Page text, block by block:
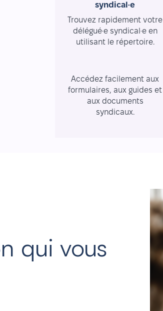
syndical·e
Trouvez rapidement votre
délégué·e syndical·e en
utilisant le répertoire.
Accédez facilement aux
formulaires, aux guides et
aux documents
syndicaux.
qui vous